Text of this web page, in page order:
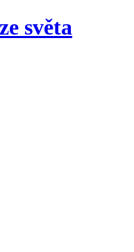
světa